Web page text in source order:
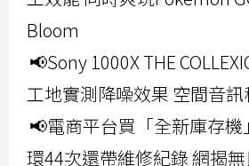
Bloom
📢Sony 1000X THE
工地實測降噪效果 空間音
📢電商平台買「全新庫存
環44次還帶維修紀錄 網揭